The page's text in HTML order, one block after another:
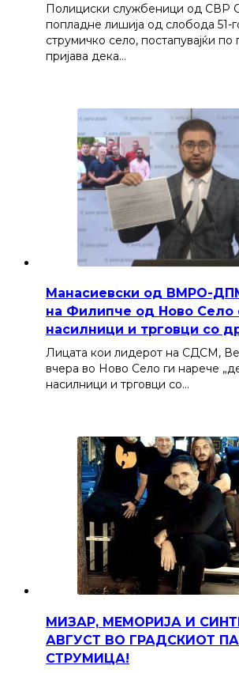
Полициски службеници од СВР
попладне лишија од слобода 51-
струмичко село, постапувајќи по
пријава дека…
Манасиевски од ВМРО-
на Филипче од Ново Село
насилници и трговци со
Лицата кои лидерот на СДСМ,
вчера во Ново Село ги нарече
насилници и трговци со…
МИЗАР, МЕМОРИЈА И
АВГУСТ ВО ГРАДСКИОТ
СТРУМИЦА!